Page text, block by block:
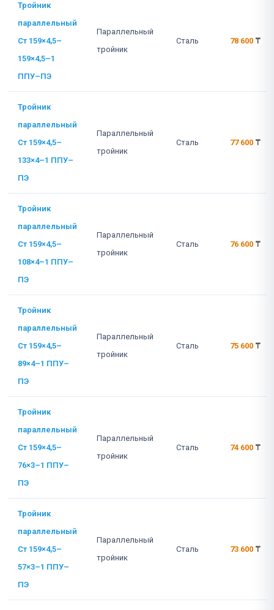
Тройник
параллельный
Ст 159×4,5–
159×4,5–1
ППУ–ПЭ
Параллельный
тройник
Сталь 78 600 ₸
Тройник
параллельный
Ст 159×4,5–
133×4–1 ППУ–
ПЭ
Параллельный
тройник
Сталь 77 600 ₸
Тройник
параллельный
Ст 159×4,5–
108×4–1 ППУ–
ПЭ
Параллельный
тройник
Сталь 76 600 ₸
Тройник
параллельный
Ст 159×4,5–
89×4–1 ППУ–
ПЭ
Параллельный
тройник
Сталь 75 600 ₸
Тройник
параллельный
Ст 159×4,5–
76×3–1 ППУ–
ПЭ
Параллельный
тройник
Сталь 74 600 ₸
Тройник
параллельный
Ст 159×4,5–
57×3–1 ППУ–
ПЭ
Параллельный
тройник
Сталь 73 600 ₸